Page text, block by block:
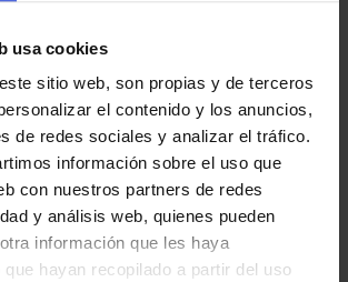
usa cookies
sitio web, son propias y de terceros
el contenido y los anuncios,
de redes sociales y analizar el tráfico.
información sobre el uso que
con nuestros partners de redes
y análisis web, quienes pueden
información que les haya
que hayan recopilado a partir del uso